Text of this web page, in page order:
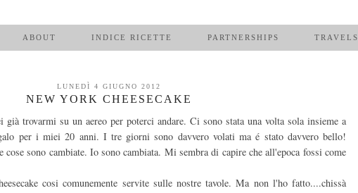
ABOUT INDICE RICETTE PARTNERSHIPS TRAVELS
LUNEDÌ 4 GIUGNO 2012
NEW YORK CHEESECAKE
trovarmi su un aereo per poterci andare. Ci sono stata una volta sola insieme a
per i miei 20 anni. I tre giorni sono davvero volati ma é stato davvero bello!
cose sono cambiate. Io sono cambiata. Mi sembra di capire che all'epoca fossi come
cosi comunemente servite sulle nostre tavole. Ma non l'ho fatto....chissà